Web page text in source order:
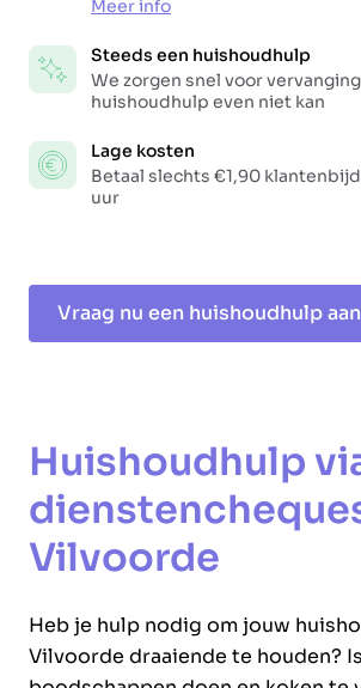
Meer info
Steeds een huishoudhulp
We zorgen snel voor
huishoudhulp even niet kan
Lage kosten
Betaal slechts €1,90
uur
Vraag nu een huishoudhulp aan
Huishoudhulp
Vilvoorde
Heb je hulp nodig om jouw
Vilvoorde draaiende te houden?